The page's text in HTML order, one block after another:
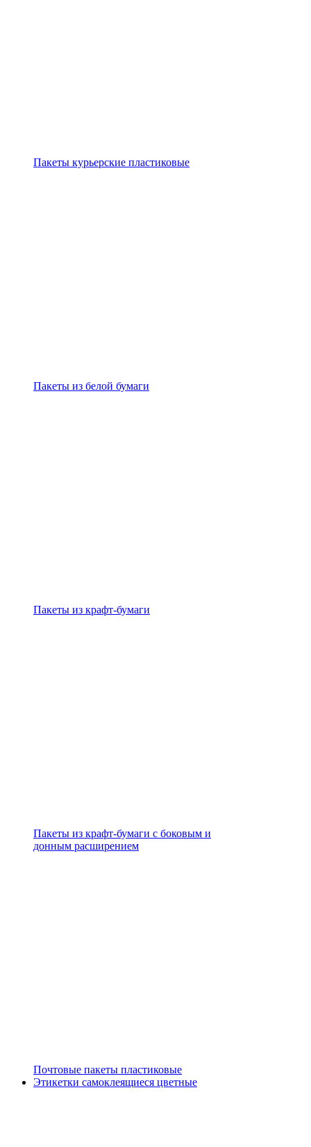
Пакеты курьерские пластиковые
Пакеты из белой бумаги
Пакеты из крафт-бумаги
Пакеты из крафт-бумаги с боковым и
донным расширением
Почтовые пакеты пластиковые
Этикетки самоклеящиеся цветные